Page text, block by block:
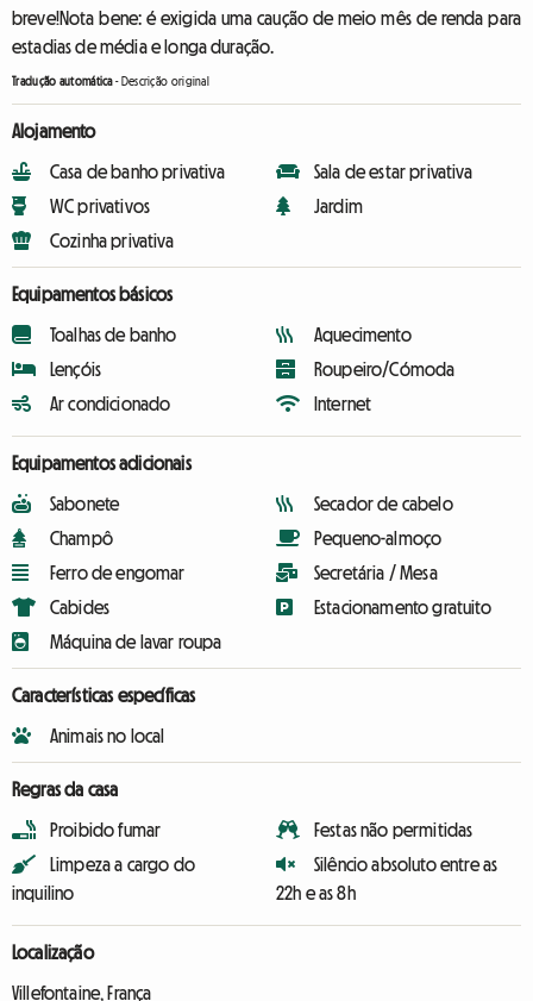
breve!Nota bene: é exigida uma caução de meio mês de renda para
estadias de média e longa duração.
Tradução automática- Descrição original
Alojamento
Casa de banho privativa
WC privativos
Cozinha privativa
Sala de estar privativa
Jardim
Equipamentos básicos
Toalhas de banho
Lençóis
Ar condicionado
Aquecimento
Roupeiro/Cómoda
Internet
Equipamentos adicionais
Sabonete
Champô
Ferro de engomar
Cabides
Máquina de lavar roupa
Secador de cabelo
Pequeno-almoço
Secretária / Mesa
Estacionamento gratuito
Características específicas
Animais no local
Regras da casa
Proibido fumar
Limpeza a cargo do
inquilino
Festas não permitidas
Silêncio absoluto entre as
22h e as 8h
Localização
Villefontaine, França